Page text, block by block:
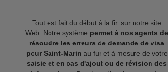
Tout est fait du début à la fin sur notre site
Web. Notre système permet à nos agents de
résoudre les erreurs de demande de visa
pour Saint-Marin au fur et à mesure de votre
saisie et en cas d'ajout ou de révision des